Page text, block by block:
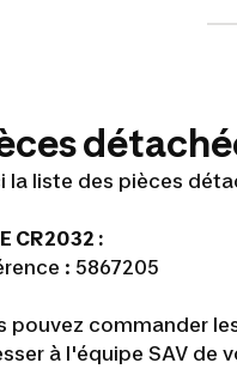
la liste des pièces
CR2032 :
: 5867205
pouvez commander
à l'équipe SAV de